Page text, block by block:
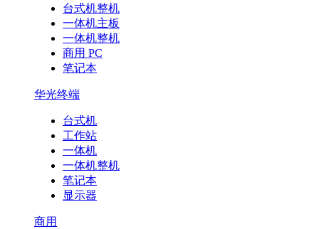
台式机整机
一体机主板
一体机整机
商用 PC
笔记本
华光终端
台式机
工作站
一体机
一体机整机
笔记本
显示器
商用